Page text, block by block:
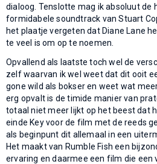
dialoog. Tenslotte mag ik absoluut de
formidabele soundtrack van Stuart
het plaatje vergeten dat Diane Lane
te veel is om op te noemen.
Opvallend als laatste toch wel de
zelf waarvan ik wel weet dat dit ooit
gone wild als bokser en weet wat
erg opvalt is de timide manier van
totaal niet meer lijkt op het beest dat
einde Key voor de film met de reeds
als beginpunt dit allemaal in een
Het maakt van Rumble Fish een
ervaring en daarmee een film die een